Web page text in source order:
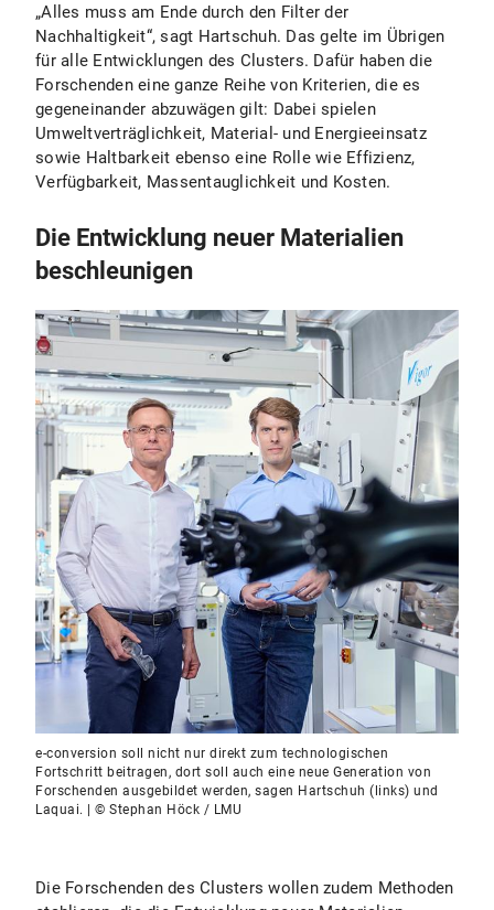
„Alles muss am Ende durch den Filter der
Nachhaltigkeit“, sagt Hartschuh. Das gelte im Übrigen
für alle Entwicklungen des Clusters. Dafür haben die
Forschenden eine ganze Reihe von Kriterien, die es
gegeneinander abzuwägen gilt: Dabei spielen
Umweltverträglichkeit, Material- und Energieeinsatz
sowie Haltbarkeit ebenso eine Rolle wie Effizienz,
Verfügbarkeit, Massentauglichkeit und Kosten.
Die Entwicklung neuer Materialien
beschleunigen
e-conversion soll nicht nur direkt zum technologischen
Fortschritt beitragen, dort soll auch eine neue Generation von
Forschenden ausgebildet werden, sagen Hartschuh (links) und
Laquai. | © Stephan Höck / LMU
Die Forschenden des Clusters wollen zudem Methoden